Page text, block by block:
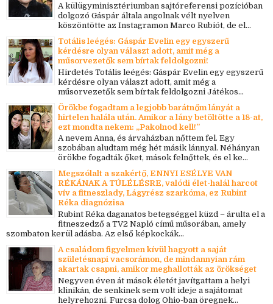
A külügyminisztériumban sajtóreferensi pozícióban
dolgozó Gáspár általa angolnak vélt nyelven
köszöntötte az Instagramon Marco Rubiót, de el...
Totális leégés: Gáspár Evelin egy egyszerű
kérdésre olyan választ adott, amit még a
műsorvezetők sem bírtak feldolgozni!
Hirdetés Totális leégés: Gáspár Evelin egy egyszerű
kérdésre olyan választ adott, amit még a
műsorvezetők sem bírtak feldolgozni Játékos...
Örökbe fogadtam a legjobb barátnőm lányát a
hirtelen halála után. Amikor a lány betöltötte a 18-at,
ezt mondta nekem: „Pakolnod kell!”
A nevem Anna, és árvaházban nőttem fel. Egy
szobában aludtam még hét másik lánnyal. Néhányan
örökbe fogadták őket, mások felnőttek, és el ke...
Megszólalt a szakértő, ENNYI ESÉLYE VAN
RÉKÁNAK A TÚLÉLÉSRE, valódi élet-halál harcot
vív a fitneszlady, Lágyrész szarkóma, ez Rubint
Réka diagnózisa
Rubint Réka daganatos betegséggel küzd – árulta el a
fitneszedző a TV2 Napló című műsorában, amely
szombaton kerül adásba. Az első képkockák...
A családom figyelmen kívül hagyott a saját
születésnapi vacsorámon, de mindannyian rám
akartak csapni, amikor meghallották az örökséget
Negyven éven át mások életét javítgattam a helyi
klinikán, de senkinek sem volt ideje a sajátomat
helyrehozni. Furcsa dolog Ohio-ban öregnek...